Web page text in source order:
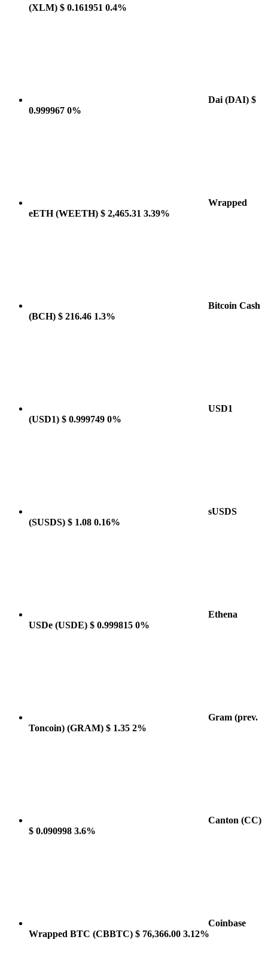
(XLM) $ 0.161951 0.4%
Dai (DAI) $
0.999967 0%
Wrapped
eETH(WEETH) $ 2,465.31 3.39%
Bitcoin Cash
(BCH) $ 216.46 1.3%
USD1
(USD1) $ 0.999749 0%
sUSDS
(SUSDS) $ 1.08 0.16%
Ethena
USDe (USDE) $ 0.999815 0%
Gram (prev.
Toncoin) (GRAM) $ 1.35 2%
Canton (CC)
$ 0.090998 3.6%
Coinbase
Wrapped BTC (CBBTC) $ 76,366.00 3.12%